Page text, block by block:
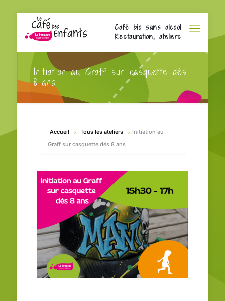
Café bio sans alcool
Restauration, ateliers
Initiation au Graff sur casquette dés
8 ans
Accueil Tous les ateliers
Initiation au
Graff sur casquette dés 8 ans